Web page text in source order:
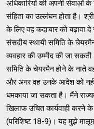
अधिकारियों की अपनी सेवाओं के
संहिता का उल्लंघन होता है।
के लिए वह कदाचार को बढ़ावा
संसदीय स्थायी समिति के
व्यवहार की उम्मीद की जा
समिति के चेयरमैन होने के
और अगर वह उनके आदेश को नहीँ
धमकाया जा सकता है। मैंने
खिलाफ उचित कार्यवाही करने
(परिशिष्ट 18-9)। यह मुझे